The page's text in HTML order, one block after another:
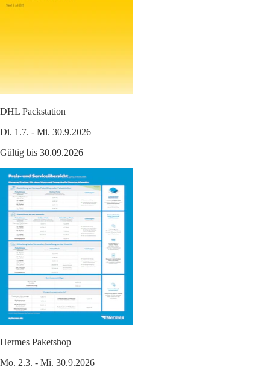
DHL Packstation
Di. 1.7. - Mi. 30.9.2026
Gültig bis 30.09.2026
Hermes Paketshop
Mo. 2.3. - Mi. 30.9.2026